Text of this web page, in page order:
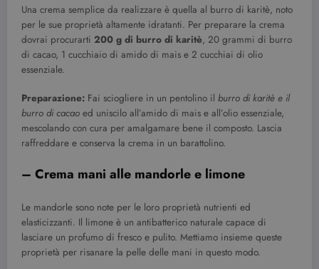
Una crema semplice da realizzare è quella al burro di karitè, noto
per le sue proprietà altamente idratanti. Per preparare la crema
dovrai procurarti 200 g di burro di karitè, 20 grammi di burro
di cacao, 1 cucchiaio di amido di mais e 2 cucchiai di olio
essenziale.
Preparazione: Fai sciogliere in un pentolino il burro di karitè e il
burro di cacao ed uniscilo all’amido di mais e all’olio essenziale,
mescolando con cura per amalgamare bene il composto. Lascia
raffreddare e conserva la crema in un barattolino.
– Crema mani alle mandorle e limone
Le mandorle sono note per le loro proprietà nutrienti ed
elasticizzanti. Il limone è un antibatterico naturale capace di
lasciare un profumo di fresco e pulito. Mettiamo insieme queste
proprietà per risanare la pelle delle mani in questo modo.